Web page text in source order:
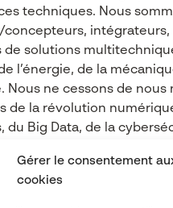
Gérer le consentement
cookies
techniques. Nous
concepteurs,
de solutions
l’énergie, de la
Nous ne cessons de nous
de la révolution
du Big Data, de la